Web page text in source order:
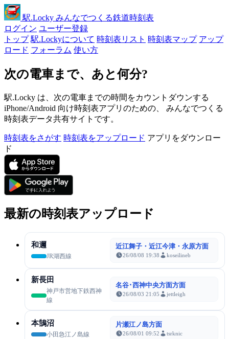
駅.Locky みんなでつくる鉄道時刻表
ログイン ユーザー登録
トップ 駅.Lockyについて 時刻表リスト 時刻表マップ アップ
ロード フォーラム 使い方
次の電車まで、あと何分?
駅.Locky は、次の電車までの時間をカウントダウンする
iPhone/Android 向け時刻表アプリのための、 みんなでつくる
時刻表データ共有サイトです。
時刻表をさがす 時刻表をアップロード アプリをダウンロー
ド
最新の時刻表アップロード
和邇
JR湖西線
近江舞子・近江今津・永原方面
26/08/08 19:38 koseilineb
新長田
神戸市営地下鉄西神
線
名谷･西神中央方面方面
26/08/03 21:05 jettleigh
本鵠沼
小田急江ノ島線
片瀬江ノ島方面
26/08/01 09:52 tsrknic